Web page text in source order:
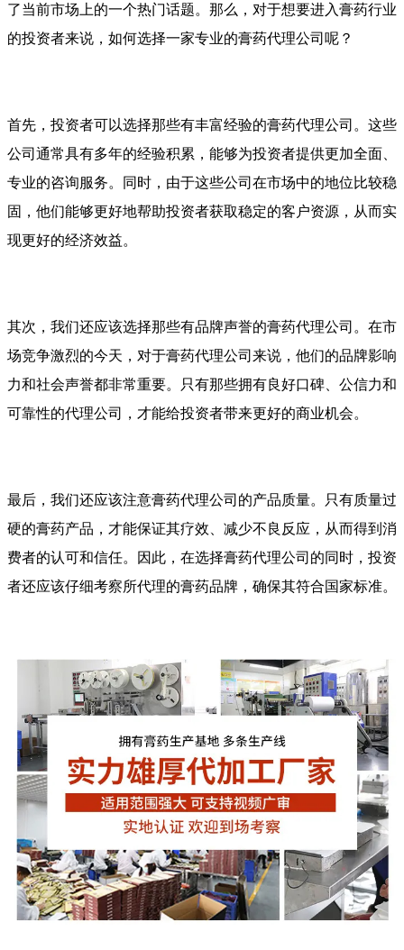
了当前市场上的一个热门话题。那么，对于想要进入膏药行业
的投资者来说，如何选择一家专业的膏药代理公司呢？
首先，投资者可以选择那些有丰富经验的膏药代理公司。这些
公司通常具有多年的经验积累，能够为投资者提供更加全面、
专业的咨询服务。同时，由于这些公司在市场中的地位比较稳
固，他们能够更好地帮助投资者获取稳定的客户资源，从而实
现更好的经济效益。
其次，我们还应该选择那些有品牌声誉的膏药代理公司。在市
场竞争激烈的今天，对于膏药代理公司来说，他们的品牌影响
力和社会声誉都非常重要。只有那些拥有良好口碑、公信力和
可靠性的代理公司，才能给投资者带来更好的商业机会。
最后，我们还应该注意膏药代理公司的产品质量。只有质量过
硬的膏药产品，才能保证其疗效、减少不良反应，从而得到消
费者的认可和信任。因此，在选择膏药代理公司的同时，投资
者还应该仔细考察所代理的膏药品牌，确保其符合国家标准。